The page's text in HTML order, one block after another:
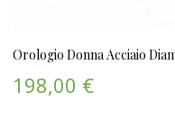
Orologio Donna Acciaio
198,00 €